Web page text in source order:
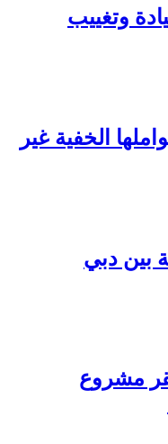
وتغييب
الخفية غير
بين دبي
مشروع